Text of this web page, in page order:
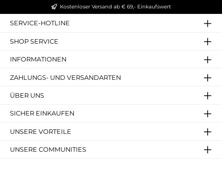
Kostenloser Versand ab € 69,- Einkaufswert
SERVICE-HOTLINE
SHOP SERVICE
INFORMATIONEN
ZAHLUNGS- UND VERSANDARTEN
ÜBER UNS
SICHER EINKAUFEN
UNSERE VORTEILE
UNSERE COMMUNITIES